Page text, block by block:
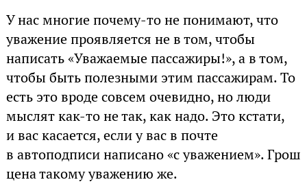
У нас многие почему-то не понимают, что
уважение проявляется не в том, чтобы
написать «Уважаемые пассажиры!», а в том,
чтобы быть полезными этим пассажирам. То
есть это вроде совсем очевидно, но люди
мыслят как-то не так, как надо. Это кстати,
и вас касается, если у вас в почте
в автоподписи написано «с уважением». Грош
цена такому уважению же.